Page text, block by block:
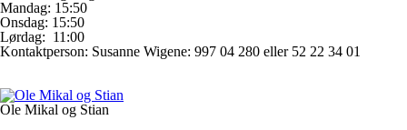
Mandag: 15:50
Onsdag: 15:50
Lørdag: 11:00
Kontaktperson: Susanne Wigene: 997 04 280 eller 52 22 34 01
Ole Mikal og Stian